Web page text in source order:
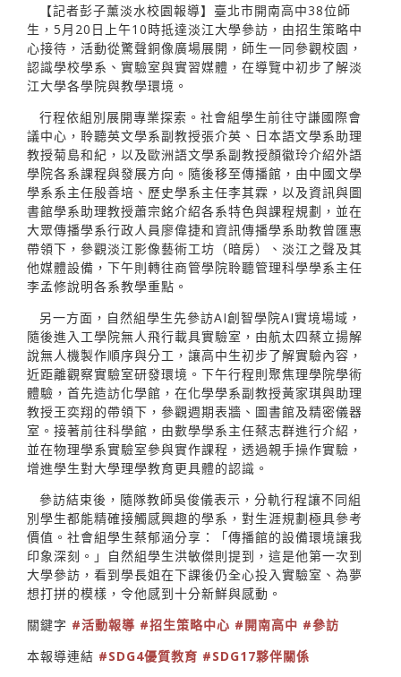
【記者彭子薰淡水校園報導】臺北市開南高中38位師
生，5月20日上午10時抵達淡江大學參訪，由招生策略中
心接待，活動從驚聲銅像廣場展開，師生一同參觀校園，
認識學校學系、實驗室與實習媒體，在導覽中初步了解淡
江大學各學院與教學環境。
行程依組別展開專業探索。社會組學生前往守謙國際會
議中心，聆聽英文學系副教授張介英、日本語文學系助理
教授菊島和紀，以及歐洲語文學系副教授顏徽玲介紹外語
學院各系課程與發展方向。隨後移至傳播館，由中國文學
學系系主任殷善培、歷史學系主任李其霖，以及資訊與圖
書館學系助理教授蕭宗銘介紹各系特色與課程規劃，並在
大眾傳播學系行政人員廖偉捷和資訊傳播學系助教曾匯惠
帶領下，參觀淡江影像藝術工坊（暗房）、淡江之聲及其
他媒體設備，下午則轉往商管學院聆聽管理科學學系主任
李孟修說明各系教學重點。
另一方面，自然組學生先參訪AI創智學院AI實境場域，
隨後進入工學院無人飛行載具實驗室，由航太四蔡立揚解
說無人機製作順序與分工，讓高中生初步了解實驗內容，
近距離觀察實驗室研發環境。下午行程則聚焦理學院學術
體驗，首先造訪化學館，在化學學系副教授黃家琪與助理
教授王奕翔的帶領下，參觀週期表牆、圖書館及精密儀器
室。接著前往科學館，由數學學系主任蔡志群進行介紹，
並在物理學系實驗室參與實作課程，透過親手操作實驗，
增進學生對大學理學教育更具體的認識。
參訪結束後，隨隊教師吳俊儀表示，分軌行程讓不同組
別學生都能精確接觸感興趣的學系，對生涯規劃極具參考
價值。社會組學生蔡郁涵分享：「傳播館的設備環境讓我
印象深刻。」自然組學生洪敏傑則提到，這是他第一次到
大學參訪，看到學長姐在下課後仍全心投入實驗室、為夢
想打拼的模樣，令他感到十分新鮮與感動。
關鍵字 #活動報導 #招生策略中心 #開南高中 #參訪
本報導連結 #SDG4優質教育 #SDG17夥伴關係